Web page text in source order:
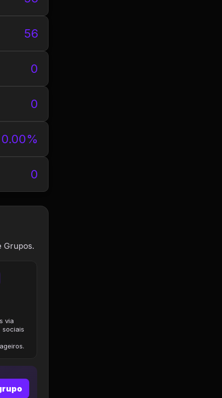
56
0
0
0.00%
0
Grupos.
via
sociais